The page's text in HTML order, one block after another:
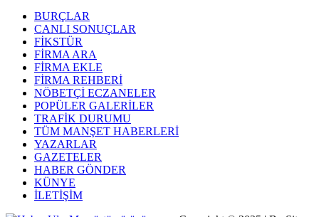
BURÇLAR
CANLI SONUÇLAR
FİKSTÜR
FİRMA ARA
FİRMA EKLE
FİRMA REHBERİ
NÖBETÇİ ECZANELER
POPÜLER GALERİLER
TRAFİK DURUMU
TÜM MANŞET HABERLERİ
YAZARLAR
GAZETELER
HABER GÖNDER
KÜNYE
İLETİŞİM